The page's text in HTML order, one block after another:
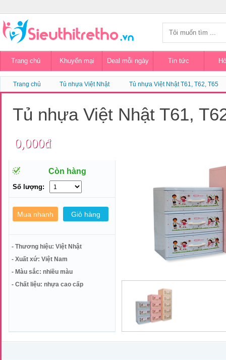
Trang chủ Khuyến mại Deal mỗi ngày Tin tức
Trang chủ Tủ nhựa Việt Nhật Tủ nhựa Việt Nhật T61, T62, T65
Tủ nhựa Việt Nhật T61,
0,000đ
Còn hàng
Số lượng:
- Thương hiệu: Việt Nhật
- Xuất xứ: Việt Nam
- Màu sắc: nhiều màu
- Chất liệu: nhựa cao cấp